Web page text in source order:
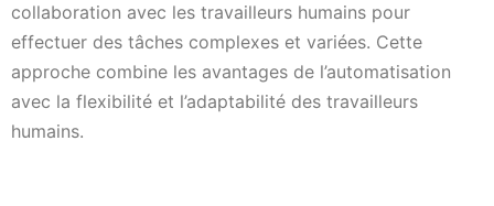
collaboration avec les travailleurs humains pour
effectuer des tâches complexes et variées. Cette
approche combine les avantages de l’automatisation
avec la flexibilité et l’adaptabilité des travailleurs
humains.